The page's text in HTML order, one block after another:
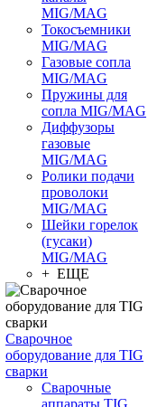
MIG/MAG
Токосъемники
MIG/MAG
Газовые сопла
MIG/MAG
Пружины для
сопла MIG/MAG
Диффузоры
газовые
MIG/MAG
Ролики подачи
проволоки
MIG/MAG
Шейки горелок
(гусаки)
MIG/MAG
+ ЕЩЕ
Сварочное
оборудование для TIG
сварки
Сварочные
аппараты TIG